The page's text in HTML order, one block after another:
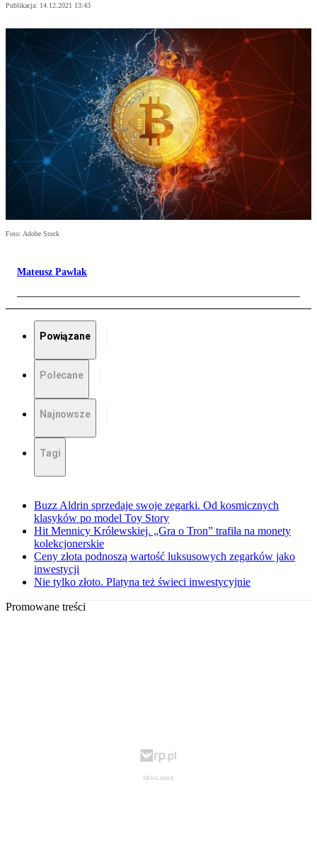
Publikacja: 14.12.2021 13:43
Foto: Adobe Stock
Mateusz Pawlak
Powiązane
Polecane
Najnowsze
Tagi
Buzz Aldrin sprzedaje swoje zegarki. Od kosmicznych
klasyków po model Toy Story
Hit Mennicy Królewskiej. „Gra o Tron” trafiła na monety
kolekcjonerskie
Ceny złota podnoszą wartość luksusowych zegarków jako
inwestycji
Nie tylko złoto. Platyna też świeci inwestycyjnie
Promowane treści